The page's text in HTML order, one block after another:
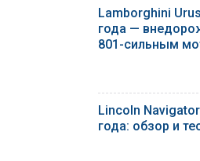
Lamborghini
года —
801-сильным
Lincoln
года: обзор и